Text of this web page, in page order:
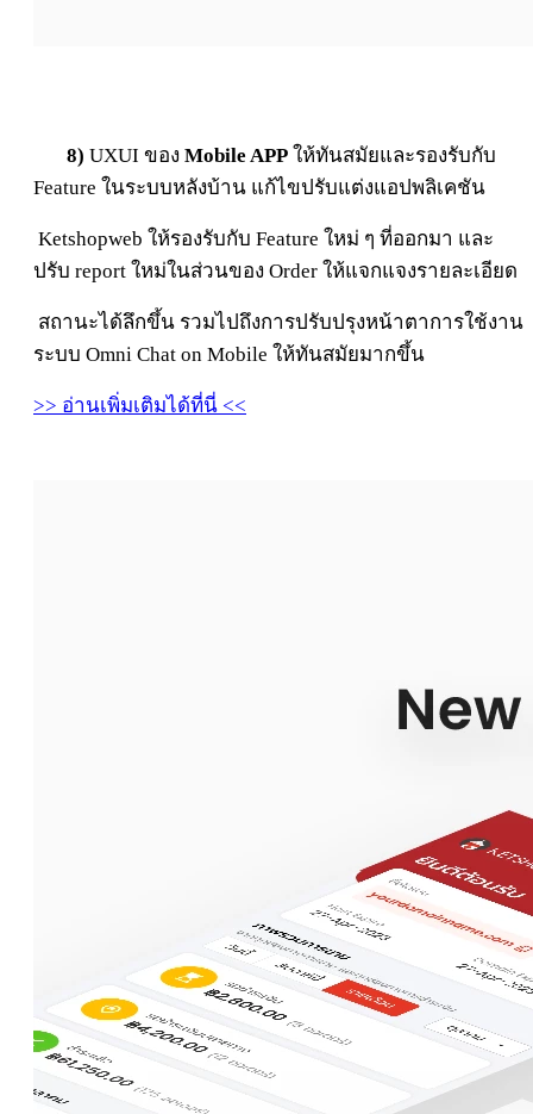
8) UXUI ของ Mobile APP ให้ทันสมัยและรองรับกับ
Feature ในระบบหลังบ้าน แก้ไขปรับแต่งแอปพลิเคชัน
Ketshopweb ให้รองรับกับ Feature ใหม่ ๆ ที่ออกมา และ
ปรับ report ใหม่ในส่วนของ Order ให้แจกแจงรายละเอียด
สถานะได้ลึกขึ้น รวมไปถึงการปรับปรุงหน้าตาการใช้งาน
ระบบ Omni Chat on Mobile ให้ทันสมัยมากขึ้น
>> อ่านเพิ่มเติมได้ที่นี่ <<